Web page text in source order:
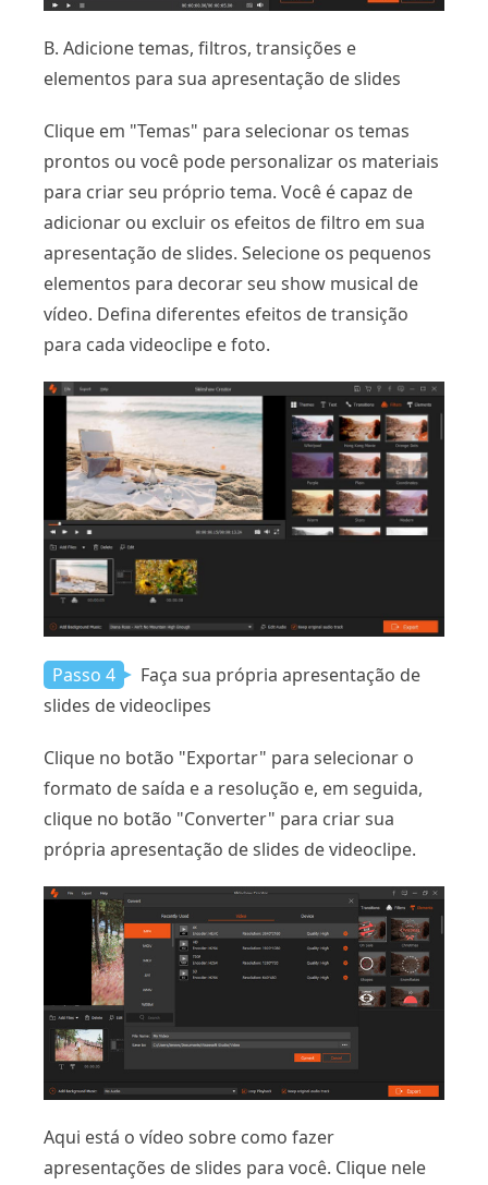
B. Adicione temas, filtros, transições e
elementos para sua apresentação de slides
Clique em "Temas" para selecionar os temas
prontos ou você pode personalizar os materiais
para criar seu próprio tema. Você é capaz de
adicionar ou excluir os efeitos de filtro em sua
apresentação de slides. Selecione os pequenos
elementos para decorar seu show musical de
vídeo. Defina diferentes efeitos de transição
para cada videoclipe e foto.
Passo 4
Faça sua própria apresentação de
slides de videoclipes
Clique no botão "Exportar" para selecionar o
formato de saída e a resolução e, em seguida,
clique no botão "Converter" para criar sua
própria apresentação de slides de videoclipe.
Aqui está o vídeo sobre como fazer
apresentações de slides para você. Clique nele